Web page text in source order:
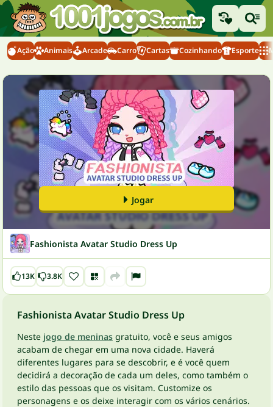
Ação Animais Arcade Carro Cartas Cozinhando Esporte
Jogar
Fashionista Avatar Studio Dress Up
13K 3.8K
Fashionista Avatar Studio Dress Up
Neste jogo de meninas gratuito, você e seus amigos
acabam de chegar em uma nova cidade. Haverá
diferentes lugares para se descobrir, e é você quem
decidirá a decoração de cada um deles, como também o
estilo das pessoas que os visitam. Customize os
personagens e os deixe interagir com os vários cenários.